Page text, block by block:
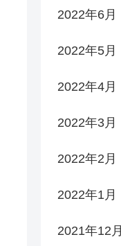
2022年6月
2022年5月
2022年4月
2022年3月
2022年2月
2022年1月
2021年12月